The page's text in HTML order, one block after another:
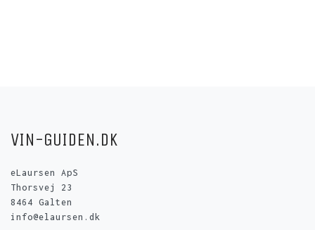
VIN-GUIDEN.DK
eLaursen ApS
Thorsvej 23
8464 Galten
info@elaursen.dk